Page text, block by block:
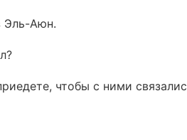
Эль-Аюн.
чтобы с ними